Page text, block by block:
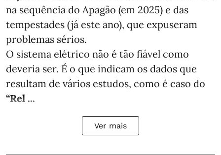
na sequência do Apagão (em 2025) e das
tempestades (já este ano), que expuseram
problemas sérios.
O sistema elétrico não é tão fiável como
deveria ser. É o que indicam os dados que
resultam de vários estudos, como é caso do
“Rel ...
Ver mais